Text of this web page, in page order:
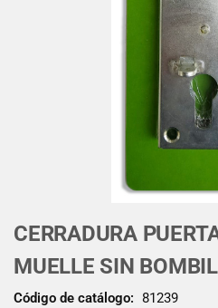
CERRADURA
MUELLE SIN
Código de catálogo: 81239